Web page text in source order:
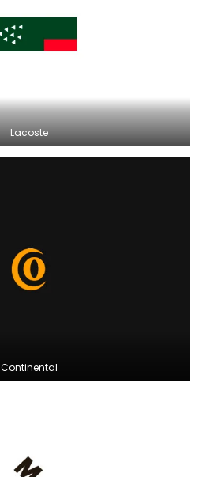
Lacoste
Continental